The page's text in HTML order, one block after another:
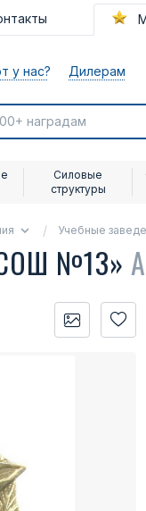
у нас? Дилерам
Силовые
структуры
Учебные
№13»